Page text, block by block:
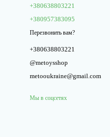
+380638803221
+380957383095
Перезвонить вам?
+380638803221
@metoysshop
metooukraine@gmail.com
Мы в соцсетях